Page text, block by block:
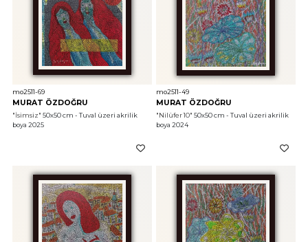
mo2511-69
MURAT ÖZDOĞRU
"İsimsiz" 50x50 cm - Tuval üzeri akrilik
boya 2025
mo2511-49
MURAT ÖZDOĞRU
"Nilüfer 10" 50x50 cm - Tuval üzeri akrilik
boya 2024